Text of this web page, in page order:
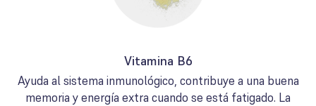
Vitamina B6
Ayuda al sistema inmunológico, contribuye a una buena
memoria y energía extra cuando se está fatigado. La